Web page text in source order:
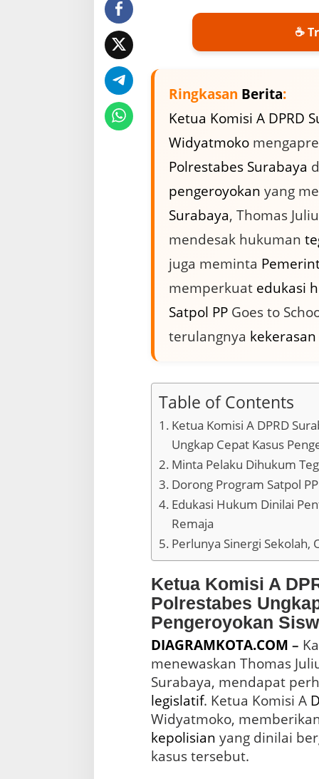
n
T
o
u
i
u
s
,
P
D
A
p
r
s
a
K
e
j
a
o
i
n
D
e
s
k
d
k
a
s
☕
Ringkasan Berita:
Ketua Komisi A DPRD
Widyatmoko
Polrestabes Surabaya
pengeroyokan yang
Surabaya, Thomas
mendesak hukuman
juga meminta
memperkuat edukasi
Satpol PPGoes to
terulangnya kekerasan
Table of Contents
Ketua Komisi A DPRD
Ungkap Cepat Kasus
Minta Pelaku Dihukum
Dorong Program Satpol
Edukasi Hukum Dinilai
Remaja
Perlunya Sinergi Sekolah,
Ketua Komisi A
Polrestabes
Pengeroyokan
DIAGRAMKOTA.COM –
menewaskan Thomas
Surabaya, mendapat
legislatif. Ketua Komisi A
Widyatmoko,
kepolisian yang dinilai
kasus tersebut.